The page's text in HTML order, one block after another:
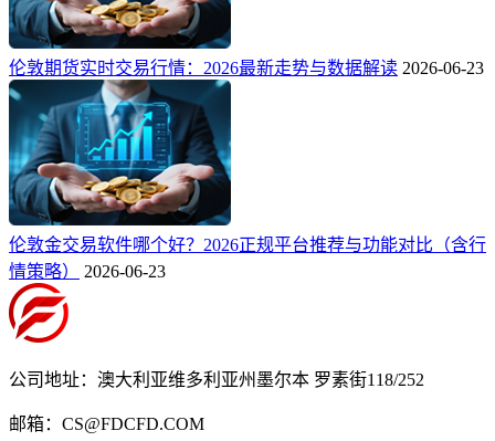
伦敦期货实时交易行情：2026最新走势与数据解读 2026-06-23
伦敦金交易软件哪个好？2026正规平台推荐与功能对比（含行
情策略）
2026-06-23
公司地址：澳大利亚维多利亚州墨尔本 罗素街118/252
邮箱：CS@FDCFD.COM